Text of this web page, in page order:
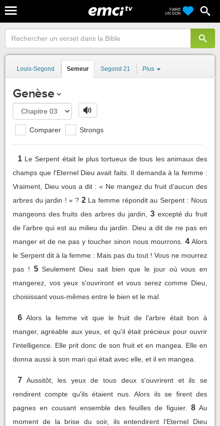
FAIRE
UN DON
Louis-Segond Semeur Segond 21 Plus
Genèse
Comparer Strongs
1 Le Serpent était le plus tortueux de tous les animaux des
champs que l'Eternel Dieu avait faits. Il demanda à la femme :
Vraiment, Dieu vous a dit : « Ne mangez du fruit d'aucun des
arbres du jardin ! » ? 2 La femme répondit au Serpent : Nous
mangeons des fruits des arbres du jardin,
3 excepté du fruit
de l'arbre qui est au milieu du jardin. Dieu a dit de ne pas en
manger et de ne pas y toucher sinon nous mourrons. 4 Alors
le Serpent dit à la femme : Mais pas du tout ! Vous ne mourrez
pas ! 5 Seulement Dieu sait bien que le jour où vous en
mangerez, vos yeux s'ouvriront et vous serez comme Dieu,
choisissant vous-mêmes entre le bien et le mal.
6 Alors la femme vit que le fruit de l'arbre était bon à
manger, agréable aux yeux, et qu'il était précieux pour ouvrir
l'intelligence. Elle prit donc de son fruit et en mangea. Elle en
donna aussi à son mari qui était avec elle, et il en mangea.
7 Aussitôt, les yeux de tous deux s'ouvrirent et ils se
rendirent compte qu'ils étaient nus. Alors ils se firent des
pagnes en cousant ensemble des feuilles de figuier.
8 Au
moment de la brise du soir, ils entendirent l'Eternel Dieu